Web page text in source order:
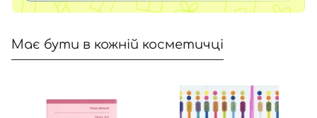
Має бути в кожній косметичці